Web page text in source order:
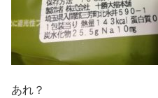
あれ？